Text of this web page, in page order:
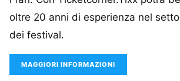
oltre 20 anni di esperienza nel
dei festival.
MAGGIORI INFORMAZIONI